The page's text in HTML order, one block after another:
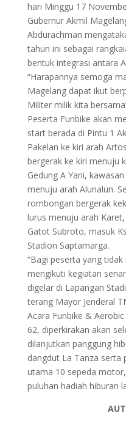
hari Minggu 17
Gubernur Akmil
Abdurachman
tahun ini sebagai
bentuk integrasi antara
“Harapannya semoga
Magelang dapat ikut
Militer milik kita
Peserta Funbike akan
start berada di Pintu 1
Pakelan ke kiri arah
bergerak ke kiri menuju
Gedung A Yani,
menuju arah Alunalun.
rombongan bergerak
lurus menuju arah
Gatot Subroto, masuk
Stadion Saptamarga.
“Bagi peserta yang
mengikuti kegiatan
digelar di Lapangan
terang Mayor Jenderal
Acara Funbike &
62, diperkirakan akan
dilanjutkan panggung
dangdut La Tanza serta
utama 10 sepeda
puluhan hadiah hiburan